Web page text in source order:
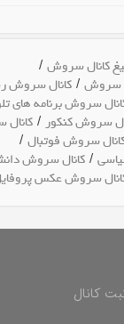
کانال سروش /
سروش /کانال سروش
سروش برنامه های
سروش کنکور /
سروش فوتبال /
/کانال سروش
سروش عکس
کانال